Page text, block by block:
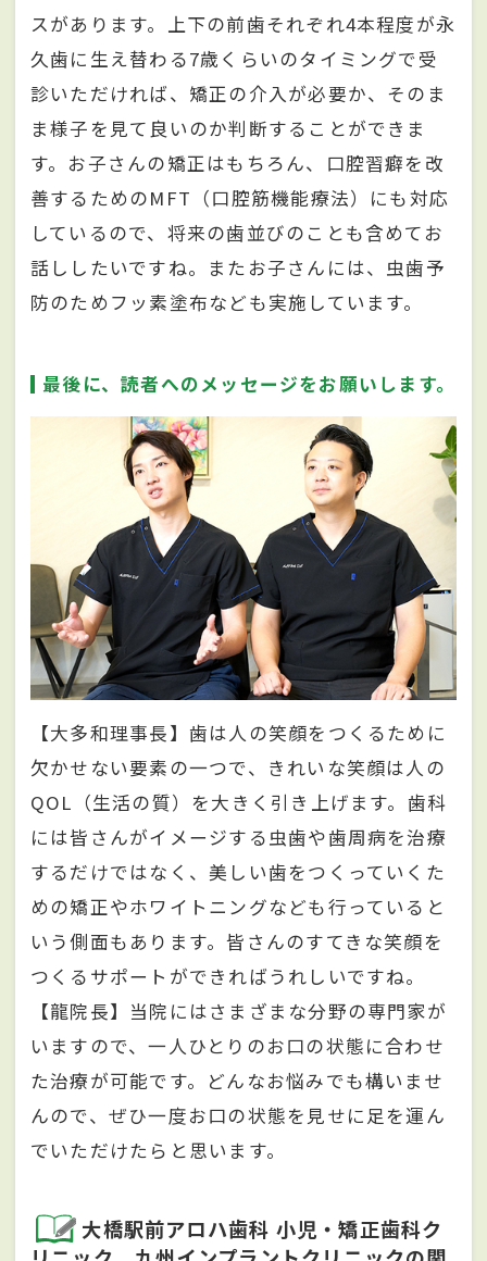
スがあります。上下の前歯それぞれ4本程度が永
久歯に生え替わる7歳くらいのタイミングで受
診いただければ、矯正の介入が必要か、そのま
ま様子を見て良いのか判断することができま
す。お子さんの矯正はもちろん、口腔習癖を改
善するためのMFT（口腔筋機能療法）にも対応
しているので、将来の歯並びのことも含めてお
話ししたいですね。またお子さんには、虫歯予
防のためフッ素塗布なども実施しています。
最後に、読者へのメッセージをお願いします。
【大多和理事長】歯は人の笑顔をつくるために
欠かせない要素の一つで、きれいな笑顔は人の
QOL（生活の質）を大きく引き上げます。歯科
には皆さんがイメージする虫歯や歯周病を治療
するだけではなく、美しい歯をつくっていくた
めの矯正やホワイトニングなども行っていると
いう側面もあります。皆さんのすてきな笑顔を
つくるサポートができればうれしいですね。
【龍院長】当院にはさまざまな分野の専門家が
いますので、一人ひとりのお口の状態に合わせ
た治療が可能です。どんなお悩みでも構いませ
んので、ぜひ一度お口の状態を見せに足を運ん
でいただけたらと思います。
大橋駅前アロハ歯科 小児・矯正歯科ク